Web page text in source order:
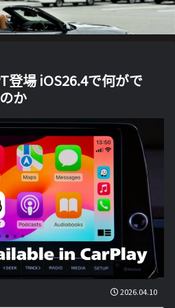
登場 iOS26.4で何がで
か
2026.04.10